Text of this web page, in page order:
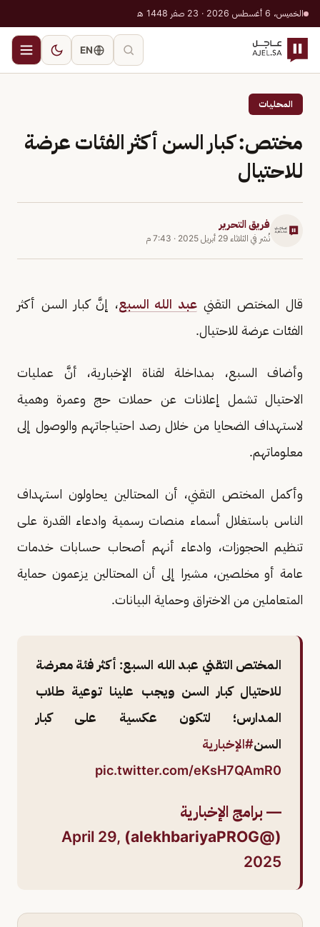
الخميس، 6 أغسطس 2026 · 23 صفر 1448 هـ
EN
المحليات
مختص: كبار السن أكثر الفئات عرضة
للاحتيال
فريق التحرير
نُشر في الثلاثاء 29 أبريل 2025 · 7:43 م
قال المختص التقني عبد الله السبع، إنَّ كبار السن أكثر
الفئات عرضة للاحتيال.
وأضاف السبع، بمداخلة لقناة الإخبارية، أنَّ عمليات
الاحتيال تشمل إعلانات عن حملات حج وعمرة وهمية
لاستهداف الضحايا من خلال رصد احتياجاتهم والوصول إلى
معلوماتهم.
وأكمل المختص التقني، أن المحتالين يحاولون استهداف
الناس باستغلال أسماء منصات رسمية وادعاء القدرة على
تنظيم الحجوزات، وادعاء أنهم أصحاب حسابات خدمات
عامة أو مخلصين، مشيرا إلى أن المحتالين يزعمون حماية
المتعاملين من الاختراق وحماية البيانات.
المختص التقني عبد الله السبع: أكثر فئة معرضة
للاحتيال كبار السن ويجب علينا توعية طلاب
المدارس؛ لتكون عكسية على كبار
السن#الإخبارية
pic.twitter.com/eKsH7QAmR0
— برامج الإخبارية
(@alekhbariyaPROG)
April 29,
2025